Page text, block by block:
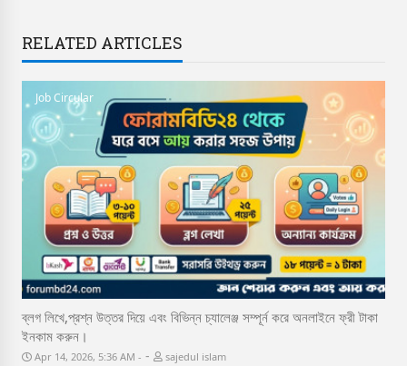
RELATED ARTICLES
Job Circular
ব্লগ লিখে,প্রশ্ন উত্তর দিয়ে এবং বিভিন্ন চ্যালেঞ্জ সম্পূর্ন করে অনলাইনে ফ্রী টাকা
ইনকাম করুন।
Apr 14, 2026, 5:36 AM - sajedul islam